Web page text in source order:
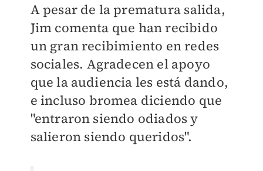
A pesar de la prematura salida,
Jim comenta que han recibido
un gran recibimiento en redes
sociales. Agradecen el apoyo
que la audiencia les está dando,
e incluso bromea diciendo que
"entraron siendo odiados y
salieron siendo queridos".